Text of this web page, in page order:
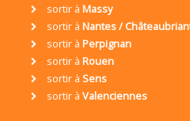
sortir à Massy
sortir à Nantes /
sortir à Perpignan
sortir à Rouen
sortir à Sens
sortir à Valenciennes